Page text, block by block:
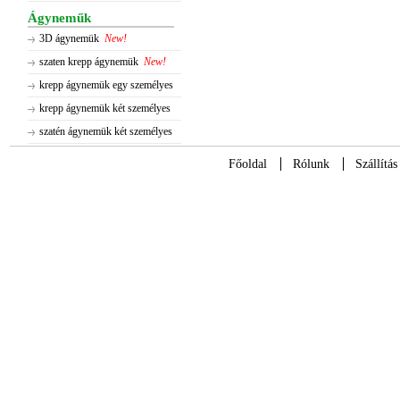
Ágyneműk
3D ágynemük New!
szaten krepp ágynemük New!
krepp ágynemük egy személyes
krepp ágynemük két személyes
szatén ágynemük két személyes
Főoldal Rólunk Szállítás